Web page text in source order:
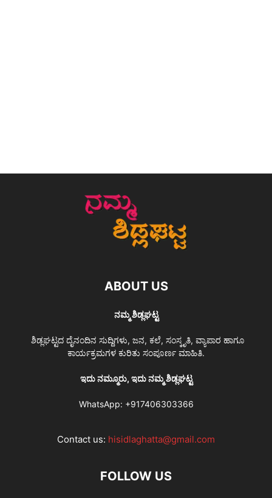
ABOUT US
ನಮ್ಮ ಶಿಡ್ಲಘಟ್ಟ
ಶಿಡ್ಲಘಟ್ಟದ ದೈನಂದಿನ ಸುದ್ದಿಗಳು, ಜನ, ಕಲೆ, ಸಂಸ್ಕೃತಿ, ವ್ಯಾಪಾರ ಹಾಗೂ
ಕಾರ್ಯಕ್ರಮಗಳ ಕುರಿತು ಸಂಪೂರ್ಣ ಮಾಹಿತಿ.
ಇದು ನಮ್ಮೂರು, ಇದು ನಮ್ಮ ಶಿಡ್ಲಘಟ್ಟ
WhatsApp: +917406303366
Contact us: hisidlaghatta@gmail.com
FOLLOW US